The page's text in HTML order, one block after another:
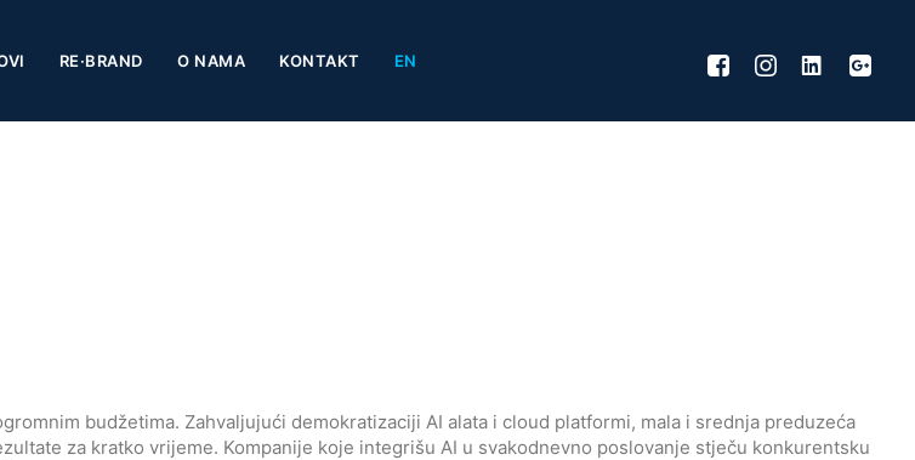
RE·BRAND O NAMA KONTAKT EN
budžetima. Zahvaljujući demokratizaciji AI alata i cloud platformi, mala i srednja preduzeća
za kratko vrijeme. Kompanije koje integrišu AI u svakodnevno poslovanje stječu konkurentsku